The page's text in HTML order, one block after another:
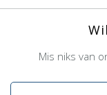
Mis niks van